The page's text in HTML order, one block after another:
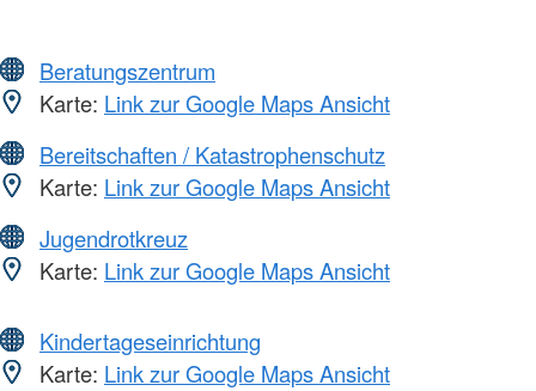
Beratungszentrum
Karte: Link zur Google Maps Ansicht
Bereitschaften / Katastrophenschutz
Karte: Link zur Google Maps Ansicht
Jugendrotkreuz
Karte: Link zur Google Maps Ansicht
Kindertageseinrichtung
Karte: Link zur Google Maps Ansicht